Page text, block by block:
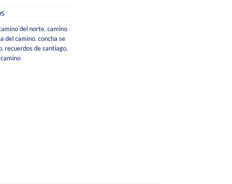
del norte, camino
del camino, concha se
, recuerdos de santiago,